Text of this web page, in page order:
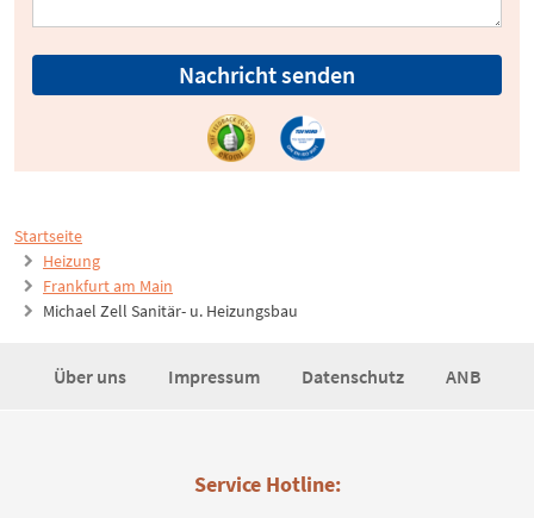
Startseite
Heizung
Frankfurt am Main
Michael Zell Sanitär- u. Heizungsbau
Nachricht senden
Über uns Impressum Datenschutz ANB
Service Hotline: